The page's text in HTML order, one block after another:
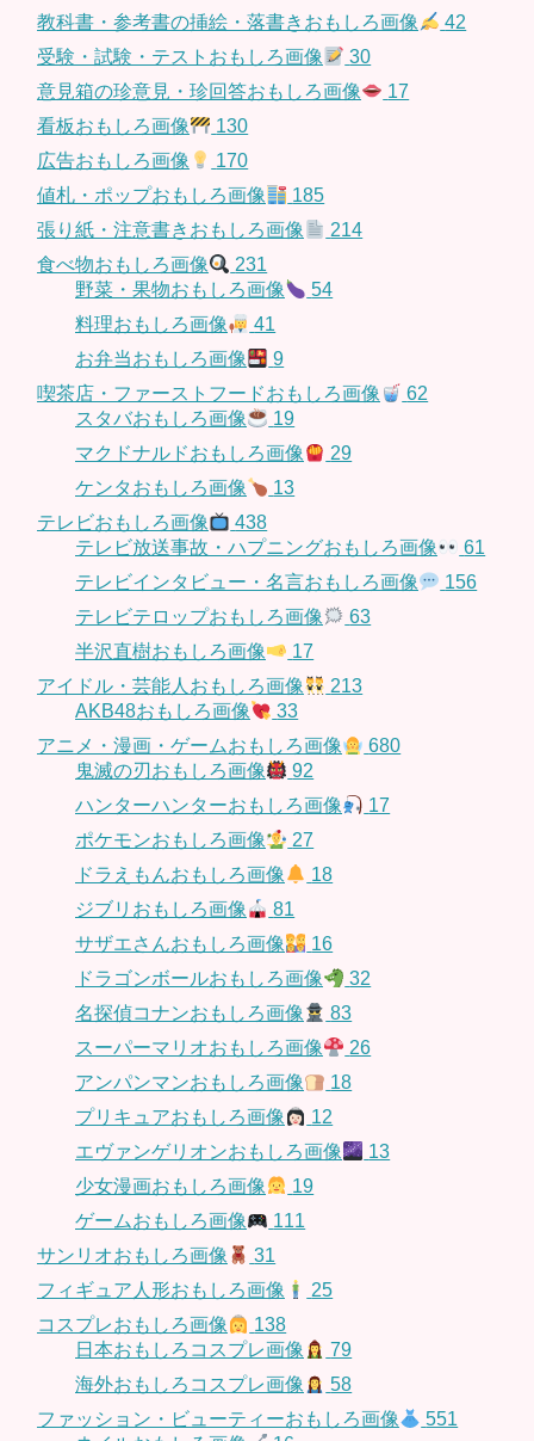
教科書・参考書の挿絵・落書きおもしろ画像
42
受験・試験・テストおもしろ画像
30
意見箱の珍意見・珍回答おもしろ画像
17
看板おもしろ画像
130
広告おもしろ画像
170
値札・ポップおもしろ画像
185
張り紙・注意書きおもしろ画像
214
食べ物おもしろ画像
231
野菜・果物おもしろ画像
54
料理おもしろ画像
41
お弁当おもしろ画像
9
喫茶店・ファーストフードおもしろ画像
62
スタバおもしろ画像
19
マクドナルドおもしろ画像
29
ケンタおもしろ画像
13
テレビおもしろ画像
438
テレビ放送事故・ハプニングおもしろ画像
61
テレビインタビュー・名言おもしろ画像
156
テレビテロップおもしろ画像
63
半沢直樹おもしろ画像
17
アイドル・芸能人おもしろ画像
213
AKB48おもしろ画像
33
アニメ・漫画・ゲームおもしろ画像
680
鬼滅の刃おもしろ画像
92
ハンターハンターおもしろ画像
17
ポケモンおもしろ画像
27
ドラえもんおもしろ画像
18
ジブリおもしろ画像
81
サザエさんおもしろ画像
16
ドラゴンボールおもしろ画像
32
名探偵コナンおもしろ画像
83
スーパーマリオおもしろ画像
26
アンパンマンおもしろ画像
18
プリキュアおもしろ画像
12
エヴァンゲリオンおもしろ画像
13
少女漫画おもしろ画像
19
ゲームおもしろ画像
111
サンリオおもしろ画像
31
フィギュア人形おもしろ画像
25
コスプレおもしろ画像
138
日本おもしろコスプレ画像
79
海外おもしろコスプレ画像
58
ファッション・ビューティーおもしろ画像
551